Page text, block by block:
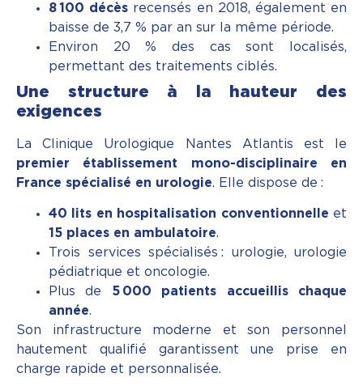
8100 d écès recensés en 2018, également en
baisse de 3,7 % par an sur la même période.
Environ 20 % des cas sont localisés,
permettant des traitements ciblés.
Une structure à la hauteur des
exigences
La Clinique Urologique Nantes Atlantis est le
premier établissement mono-disciplinaire en
France spécialisé en urologie. Elle dispose de :
40 lits en hospitalisation conventionnelle et
15 places en ambulatoire.
Trois services spécialisés : urologie, urologie
pédiatrique et oncologie.
Plus de 5 000 patients accueillis chaque
année.
Son infrastructure moderne et son personnel
hautement qualifié garantissent une prise en
charge rapide et personnalisée.